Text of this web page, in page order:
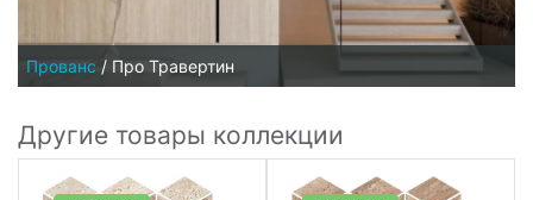
Прованс / Про Травертин
Другие товары коллекции